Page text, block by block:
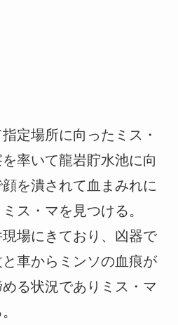
定場所に向ったミス・
率いて龍岩貯水池に向
を潰されて血まみれに
ス・マを見つける。
場にきており、凶器で
車からミンソの血痕が
る状況でありミス・マ